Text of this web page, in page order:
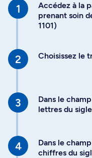
Accédez à la
prenant soin
1101)
Choisissez le
Dans le
lettres du
Dans le
chiffres du